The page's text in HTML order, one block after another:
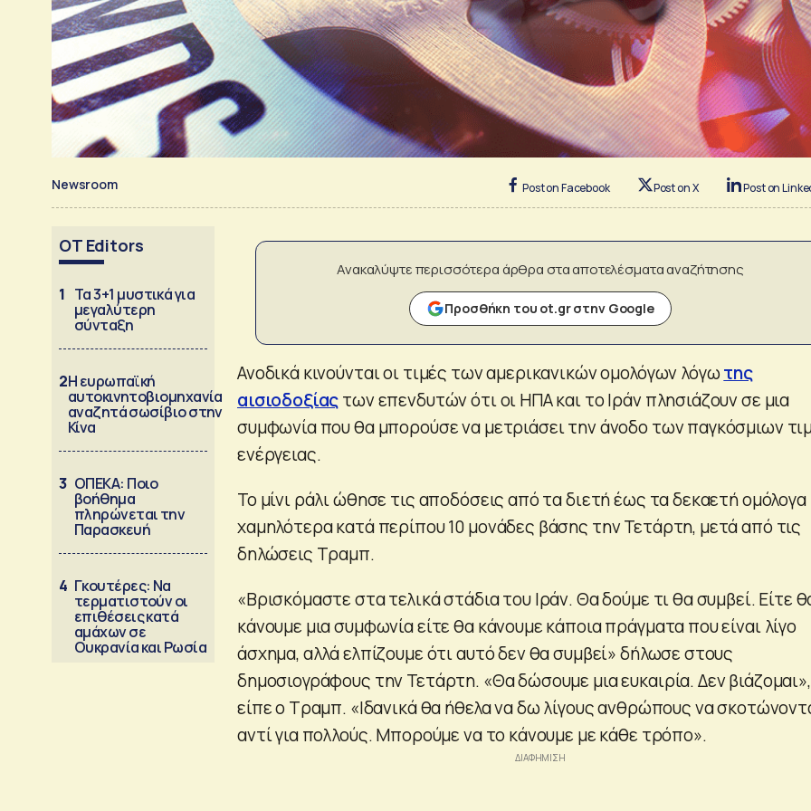
Newsroom Post on Facebook Post on X Post on
OT Editors
1 Τα 3+1 μυστικά για
μεγαλύτερη
σύνταξη
2Η ευρωπαϊκή
αυτοκινητοβιομηχανία
αναζητά σωσίβιο στην
Κίνα
3 ΟΠΕΚΑ: Ποιο
βοήθημα
πληρώνεται την
Παρασκευή
4 Γκουτέρες: Να
τερματιστούν οι
επιθέσεις κατά
αμάχων σε
Ουκρανία και Ρωσία
Ανακαλύψτε περισσότερα άρθρα στα αποτελέσματα αναζήτησης
Προσθήκη του ot.gr στην Google
Ανοδικά κινούνται οι τιμές των αμερικανικών ομολόγων λόγωτης
αισιοδοξίαςτων επενδυτών ότι οι ΗΠΑ και το Ιράν πλησιάζουν σε μια
συμφωνία που θα μπορούσε να μετριάσει την άνοδο των παγκόσμιων
ενέργειας.
Το μίνι ράλι ώθησε τις αποδόσεις από τα διετή έως τα δεκαετή ομόλογα
χαμηλότερα κατά περίπου 10 μονάδες βάσης την Τετάρτη, μετά από τις
δηλώσεις Τραμπ.
«Βρισκόμαστε στα τελικά στάδια του Ιράν. Θα δούμε τι θα συμβεί. Είτε
κάνουμε μια συμφωνία είτε θα κάνουμε κάποια πράγματα που είναι λίγο
άσχημα, αλλά ελπίζουμε ότι αυτό δεν θα συμβεί» δήλωσε στους
δημοσιογράφους την Τετάρτη. «Θα δώσουμε μια ευκαιρία. Δεν βιάζομαι»,
είπε ο Τραμπ. «Ιδανικά θα ήθελα να δω λίγους ανθρώπους να
αντί για πολλούς. Μπορούμε να το κάνουμε με κάθε τρόπο».